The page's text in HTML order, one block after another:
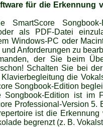
für die Erkennung
SmartScore
als PDF-Datei
Windows-PC oder
und Anforderungen zu
der Sie beim
Schalten Sie bei
die
Songbook-Edition
Songbook-Edition ist im
Professional-Version 5.
ist die
begrenzt (z. B.